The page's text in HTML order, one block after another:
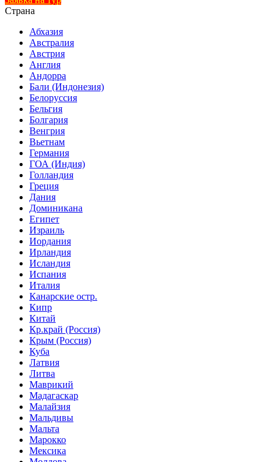
Страна
Абхазия
Австралия
Австрия
Англия
Андорра
Бали (Индонезия)
Белоруссия
Бельгия
Болгария
Венгрия
Вьетнам
Германия
ГОА (Индия)
Голландия
Греция
Дания
Доминикана
Египет
Израиль
Иордания
Ирландия
Исландия
Испания
Италия
Канарские остр.
Кипр
Китай
Кр.край (Россия)
Крым (Россия)
Куба
Латвия
Литва
Маврикий
Мадагаскар
Малайзия
Мальдивы
Мальта
Марокко
Мексика